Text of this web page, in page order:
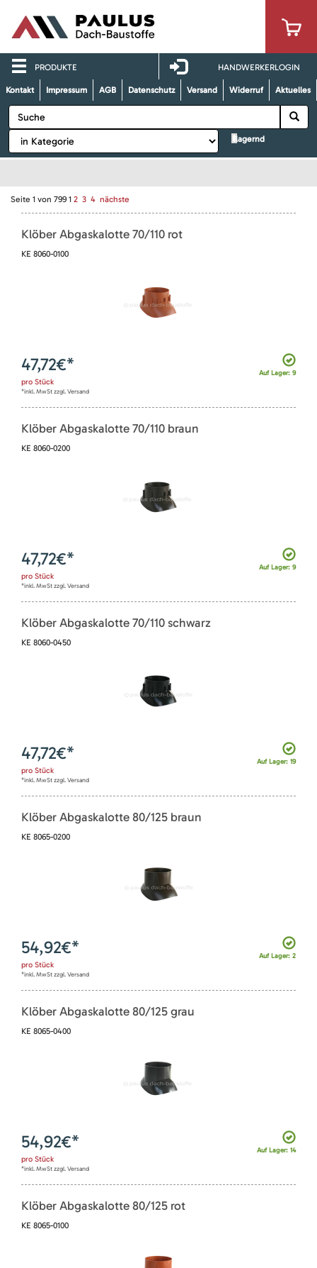
PRODUKTE HANDWERKERLOGIN
Kontakt Impressum AGB Datenschutz Versand Widerruf Aktuelles
lagernd
Seite 1 von 799 1 2 3 4 nächste
Klöber Abgaskalotte 70/110 rot
KE 8060-0100
Auf Lager: 9
47,72€*
pro Stück
*inkl. MwSt zzgl. Versand
Klöber Abgaskalotte 70/110 braun
KE 8060-0200
Auf Lager: 9
47,72€*
pro Stück
*inkl. MwSt zzgl. Versand
Klöber Abgaskalotte 70/110 schwarz
KE 8060-0450
Auf Lager: 19
47,72€*
pro Stück
*inkl. MwSt zzgl. Versand
Klöber Abgaskalotte 80/125 braun
KE 8065-0200
Auf Lager: 2
54,92€*
pro Stück
*inkl. MwSt zzgl. Versand
Klöber Abgaskalotte 80/125 grau
KE 8065-0400
Auf Lager: 14
54,92€*
pro Stück
*inkl. MwSt zzgl. Versand
Klöber Abgaskalotte 80/125 rot
KE 8065-0100